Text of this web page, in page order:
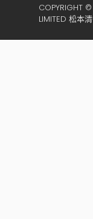
COPYRIGHT
LIMITED 松本